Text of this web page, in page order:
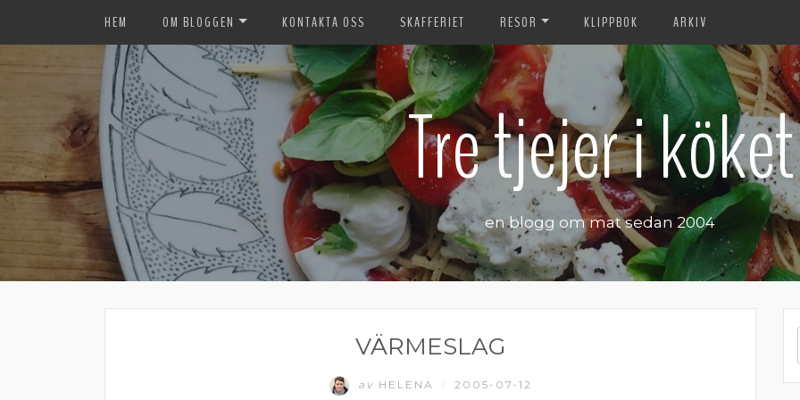
HEM OM BLOGGEN KONTAKTA OSS SKAFFERIET RESOR KLIPPBOK ARKIV
Tre tjejer i köket
en blogg om mat sedan 2004
VÄRMESLAG
av HELENA 2005-07-12